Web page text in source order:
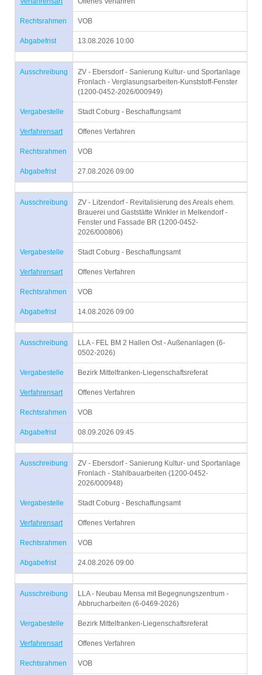
Rechtsrahmen VOB
Abgabefrist 13.08.2026 10:00
Ausschreibung
ZV - Ebersdorf - Sanierung Kultur- und Sportanlage
Fronlach - Verglasungsarbeiten-Kunststoff-Fenster
(1200-0452-2026/000949)
Vergabestelle Stadt Coburg - Beschaffungsamt
Verfahrensart Offenes Verfahren
Rechtsrahmen VOB
Abgabefrist 27.08.2026 09:00
Ausschreibung
ZV - Litzendorf - Revitalisierung des Areals ehem.
Brauerei und Gaststätte Winkler in Melkendorf -
Fenster und Fassade BR (1200-0452-
2026/000806)
Vergabestelle Stadt Coburg - Beschaffungsamt
Verfahrensart Offenes Verfahren
Rechtsrahmen VOB
Abgabefrist 14.08.2026 09:00
Ausschreibung
LLA - FEL BM 2 Hallen Ost - Außenanlagen (6-
0502-2026)
Vergabestelle Bezirk Mittelfranken-Liegenschaftsreferat
Verfahrensart Offenes Verfahren
Rechtsrahmen VOB
Abgabefrist 08.09.2026 09:45
Ausschreibung
ZV - Ebersdorf - Sanierung Kultur- und Sportanlage
Fronlach - Stahlbauarbeiten (1200-0452-
2026/000948)
Vergabestelle Stadt Coburg - Beschaffungsamt
Verfahrensart Offenes Verfahren
Rechtsrahmen VOB
Abgabefrist 24.08.2026 09:00
Ausschreibung
LLA - Neubau Mensa mit Begegnungszentrum -
Abbrucharbeiten (6-0469-2026)
Vergabestelle Bezirk Mittelfranken-Liegenschaftsreferat
Verfahrensart Offenes Verfahren
Rechtsrahmen VOB